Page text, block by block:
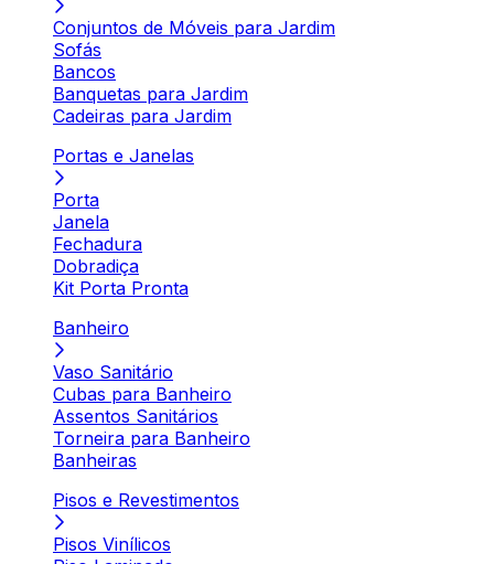
Conjuntos de Móveis para Jardim
Sofás
Bancos
Banquetas para Jardim
Cadeiras para Jardim
Portas e Janelas
Porta
Janela
Fechadura
Dobradiça
Kit Porta Pronta
Banheiro
Vaso Sanitário
Cubas para Banheiro
Assentos Sanitários
Torneira para Banheiro
Banheiras
Pisos e Revestimentos
Pisos Vinílicos